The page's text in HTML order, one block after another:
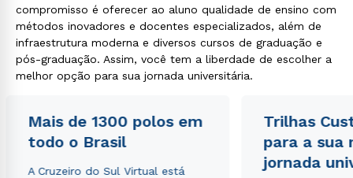
compromisso é oferecer ao aluno qualidade de ensino com
métodos inovadores e docentes especializados, além de
infraestrutura moderna e diversos cursos de graduação e
pós-graduação. Assim, você tem a liberdade de escolher a
melhor opção para sua jornada universitária.
Mais de 1300 polos em
todo o Brasil
A Cruzeiro do Sul Virtual está
Trilhas
para a sua
jornada
Rápido e fácil
WhatsApp